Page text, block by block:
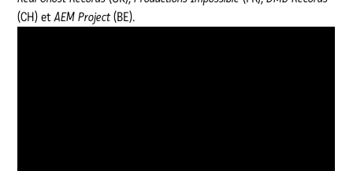
(CH) etAEM Project (BE).